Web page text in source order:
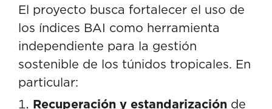
El proyecto busca fortalecer el uso de
los índices BAI como herramienta
independiente para la gestión
sostenible de los túnidos tropicales. En
particular:
Recuperación y estandarización de